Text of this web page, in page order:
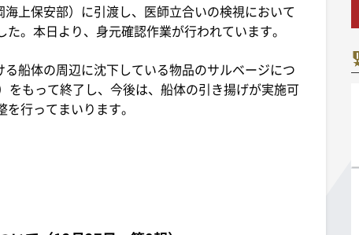
上保安部）に引渡し、医師立合いの検視において
。本日より、身元確認作業が行われています。
船体の周辺に沈下している物品のサルベージにつ
もって終了し、今後は、船体の引き揚げが実施可
行ってまいります。